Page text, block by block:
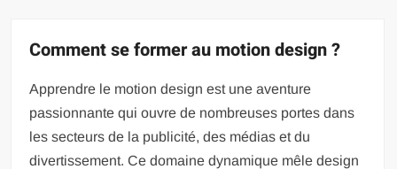
Comment se former au motion design ?
Apprendre le motion design est une aventure
passionnante qui ouvre de nombreuses portes dans
les secteurs de la publicité, des médias et du
divertissement. Ce domaine dynamique mêle design